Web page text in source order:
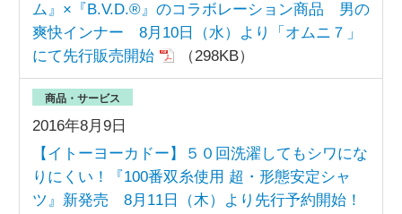
ム』×『B.V.D.®』のコラボレーション商品 男の
爽快インナー 8月10日（水）より「オムニ７」
にて先行販売開始
（298KB）
2016年8月9日
商品・サービス
【イトーヨーカドー】５０回洗濯してもシワにな
りにくい！『100番双糸使用 超・形態安定シャ
ツ』新発売 8月11日（木）より先行予約開始！